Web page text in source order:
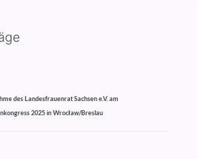
des Landesfrauenrat Sachsen e.V. am
2025 in Wrocław/Breslau